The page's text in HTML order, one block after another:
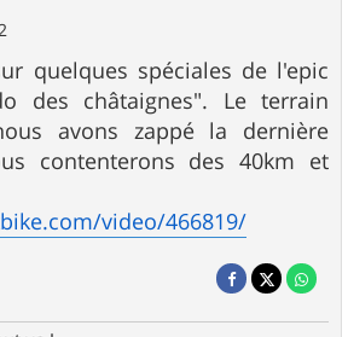
quelques spéciales de l'epic
des châtaignes". Le terrain
avons zappé la dernière
contenterons des 40km et
video/466819/